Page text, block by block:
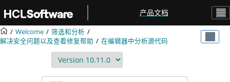
产品文档
Welcome
筛选和分析
解决安全问题以及查看修复帮助
在编辑器中分析源代码